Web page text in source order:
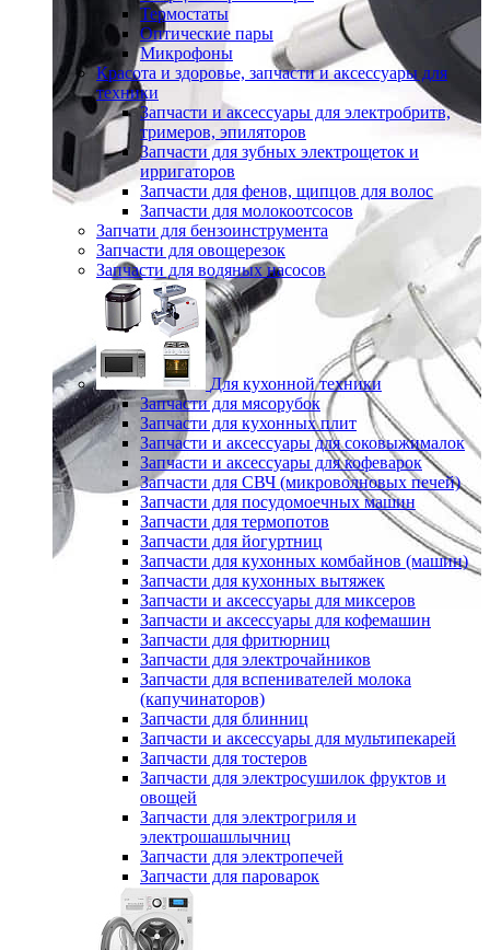
Термостаты
Оптические пары
Микрофоны
Красота и здоровье, запчасти и аксессуары для
техники
Запчасти и аксессуары для электробритв,
тримеров, эпиляторов
Запчасти для зубных электрощеток и
ирригаторов
Запчасти для фенов, щипцов для волос
Запчасти для молокоотсосов
Запчати для бензоинструмента
Запчасти для овощерезок
Запчасти для водяных насосов
Для кухонной техники
Запчасти для мясорубок
Запчасти для кухонных плит
Запчасти и аксессуары для соковыжималок
Запчасти и аксессуары для кофеварок
Запчасти для СВЧ (микроволновых печей)
Запчасти для посудомоечных машин
Запчасти для термопотов
Запчасти для йогуртниц
Запчасти для кухонных комбайнов (машин)
Запчасти для кухонных вытяжек
Запчасти и аксессуары для миксеров
Запчасти и аксессуары для кофемашин
Запчасти для фритюрниц
Запчасти для электрочайников
Запчасти для вспенивателей молока
(капучинаторов)
Запчасти для блинниц
Запчасти и аксессуары для мультипекарей
Запчасти для тостеров
Запчасти для электросушилок фруктов и
овощей
Запчасти для электрогриля и
электрошашлычниц
Запчасти для электропечей
Запчасти для пароварок